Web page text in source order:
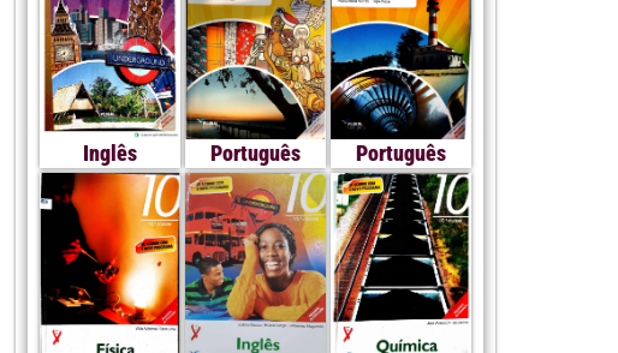
Inglês Português Português